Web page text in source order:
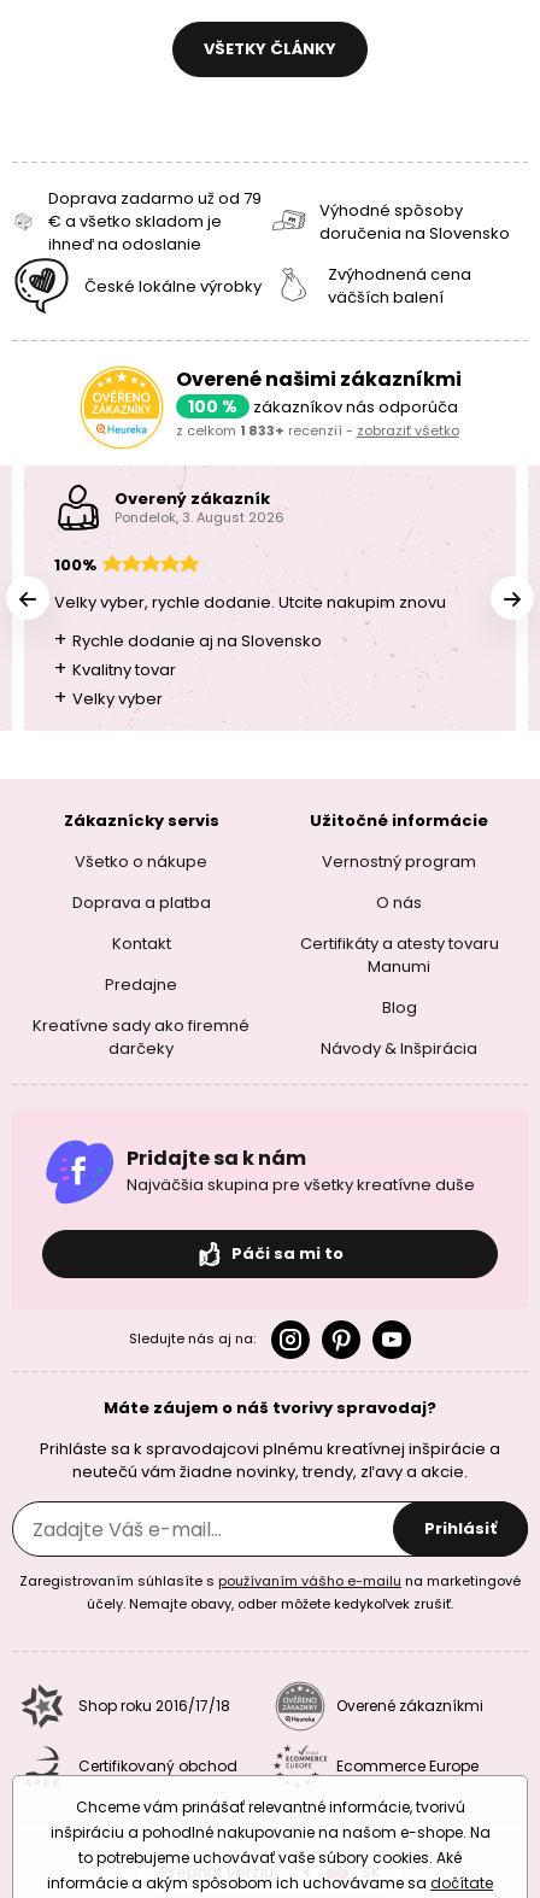
VŠETKY ČLÁNKY
Doprava zadarmo už od 79
€ a všetko skladom je
ihneď na odoslanie
Výhodné spôsoby
doručenia na Slovensko
České lokálne výrobky
Zvýhodnená cena
väčších balení
Overené našimi zákazníkmi
100 % zákazníkov nás odporúča
z celkom 1 833+ recenzií - zobraziť všetko
Overený zákazník
Pondelok, 3. August 2026
100%
Velky vyber, rychle dodanie. Utcite nakupim znovu
+ Rychle dodanie aj na Slovensko
+ Kvalitny tovar
+ Velky vyber
Zákaznícky servis
Všetko o nákupe
Doprava a platba
Kontakt
Predajne
Kreatívne sady ako firemné
darčeky
Užitočné informácie
Vernostný program
O nás
Certifikáty a atesty tovaru
Manumi
Blog
Návody & Inšpirácia
Pridajte sa k nám
Najväčšia skupina pre všetky kreatívne duše
Páči sa mi to
Sledujte nás aj na:
Máte záujem o náš tvorivy spravodaj?
Prihláste sa k spravodajcovi plnému kreatívnej inšpirácie a
neutečú vám žiadne novinky, trendy, zľavy a akcie.
Prihlásiť
Zaregistrovaním súhlasíte s používaním vášho e-mailu na marketingové
účely. Nemajte obavy, odber môžete kedykoľvek zrušiť.
Shop roku 2016/17/18 Overené zákazníkmi
Certifikovaný obchod Ecommerce Europe
Prepnúť verziu: CZSK
Chceme vám prinášať relevantné informácie, tvorivú
inšpiráciu a pohodlné nakupovanie na našom e-shope. Na
to potrebujeme uchovávať vaše súbory cookies. Aké
informácie a akým spôsobom ich uchovávame sa dočítate